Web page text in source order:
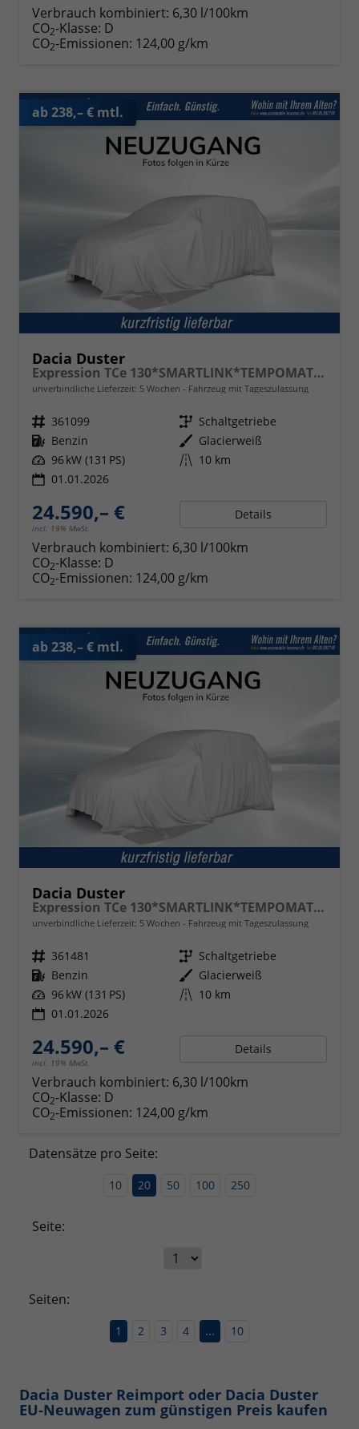
Verbrauch kombiniert: 6,30 l/100km
CO2-Klasse: D
CO2-Emissionen: 124,00 g/km
ab 238,– € mtl.
Dacia Duster
Expression TCe 130*SMARTLINK*TEMPOMAT*LED*PDC-KAMERA*SHZ*KLIMA*17-ZOLL
unverbindliche Lieferzeit: 5 Wochen Fahrzeug mit Tageszulassung
Fahrzeugnr. 361099 Getriebe Schaltgetriebe
Kraftstoff Benzin Außenfarbe Glacierweiß
Leistung 96 kW (131 PS) Kilometerstand 10 km
01.01.2026
24.590,– €
incl. 19% MwSt.
Details
Verbrauch kombiniert: 6,30 l/100km
CO2-Klasse: D
CO2-Emissionen: 124,00 g/km
ab 238,– € mtl.
Dacia Duster
Expression TCe 130*SMARTLINK*TEMPOMAT*LED*PDC-KAMERA*SHZ*KLIMA*17-ZOLL
unverbindliche Lieferzeit: 5 Wochen Fahrzeug mit Tageszulassung
Fahrzeugnr. 361481 Getriebe Schaltgetriebe
Kraftstoff Benzin Außenfarbe Glacierweiß
Leistung 96 kW (131 PS) Kilometerstand 10 km
01.01.2026
24.590,– €
incl. 19% MwSt.
Details
Verbrauch kombiniert: 6,30 l/100km
CO2-Klasse: D
CO2-Emissionen: 124,00 g/km
Datensätze pro Seite:
10 20 50 100 250
Seite:
Seiten:
1 2 3 4 ... 10
Dacia Duster Reimport oder Dacia Duster
EU-Neuwagen zum günstigen Preis kaufen